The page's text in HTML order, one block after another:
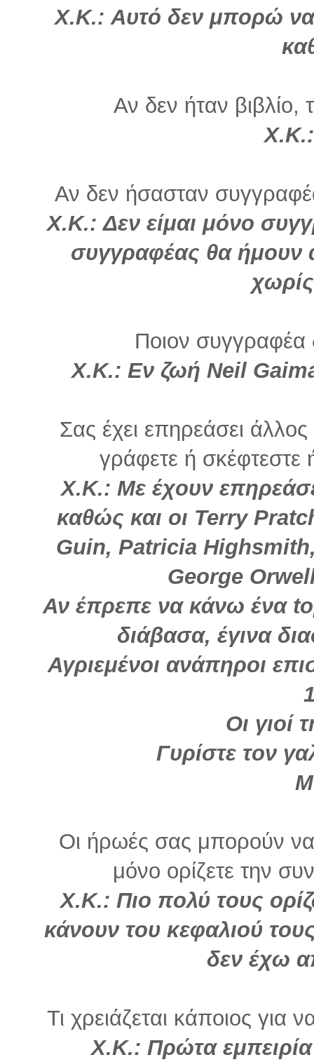
Χ.Κ.: Αυτό δεν μπορώ να
Αν δεν ήταν βιβλίο,
Χ.Κ.:
Αν δεν ήσασταν
Χ.Κ.: Δεν είμαι μόνο
συγγραφέας θα ήμουν
Ποιον συγγραφέα
Χ.Κ.: Εν ζωή Neil
Σας έχει επηρεάσει
γράφετε ή σκέφτεστε
Χ.Κ.: Με έχουν
καθώς και οι Terry
Guin, Patricia
George
Αν έπρεπε να κάνω ένα
διάβασα, έγινα
Αγριεμένοι ανάπηροι
Οι γιοί
Γυρίστε τον
Οι ήρωές σας μπορούν να
μόνο ορίζετε την
Χ.Κ.: Πιο πολύ τους
κάνουν του κεφαλιού
δεν έχω
Τι χρειάζεται κάποιος για
Χ.Κ.: Πρώτα εμπειρία